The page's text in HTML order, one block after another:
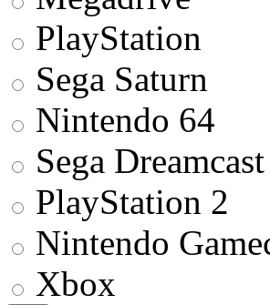
PlayStation
Sega Saturn
Nintendo 64
Sega Dreamcast
PlayStation 2
Nintendo
Xbox